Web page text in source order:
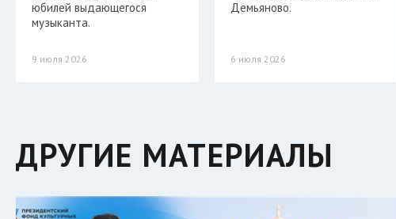
юбилей выдающегося
музыканта.
9 июля 2026
Демьяново.
6 июля 2026
ДРУГИЕ МАТЕРИАЛЫ